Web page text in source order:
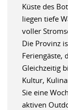
Küste des
liegen tiefe
voller
Die Provinz
Feriengäste,
Gleichzeitig
Kultur,
Sie eine
aktiven